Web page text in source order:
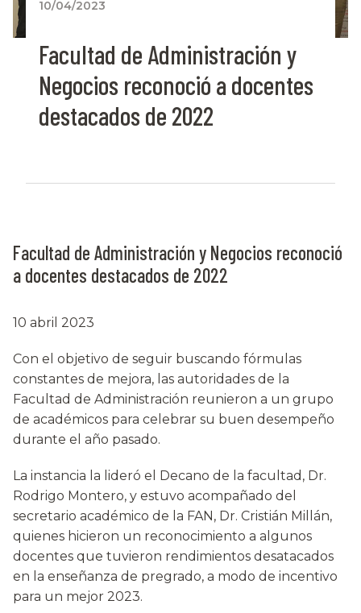
10/04/2023
Facultad de Administración y
Negocios reconoció a docentes
destacados de 2022
Facultad de Administración y Negocios reconoció
a docentes destacados de 2022
10 abril 2023
Con el objetivo de seguir buscando fórmulas
constantes de mejora, las autoridades de la
Facultad de Administración reunieron a un grupo
de académicos para celebrar su buen desempeño
durante el año pasado.
La instancia la lideró el Decano de la facultad, Dr.
Rodrigo Montero, y estuvo acompañado del
secretario académico de la FAN, Dr. Cristián Millán,
quienes hicieron un reconocimiento a algunos
docentes que tuvieron rendimientos desatacados
en la enseñanza de pregrado, a modo de incentivo
para un mejor 2023.